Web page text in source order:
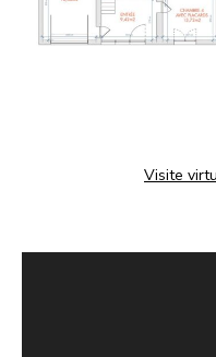
Visite